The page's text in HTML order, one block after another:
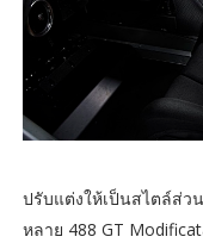
ปรับแต่งให้เป็นสไตล์ส่ว
หลาย 488 GT